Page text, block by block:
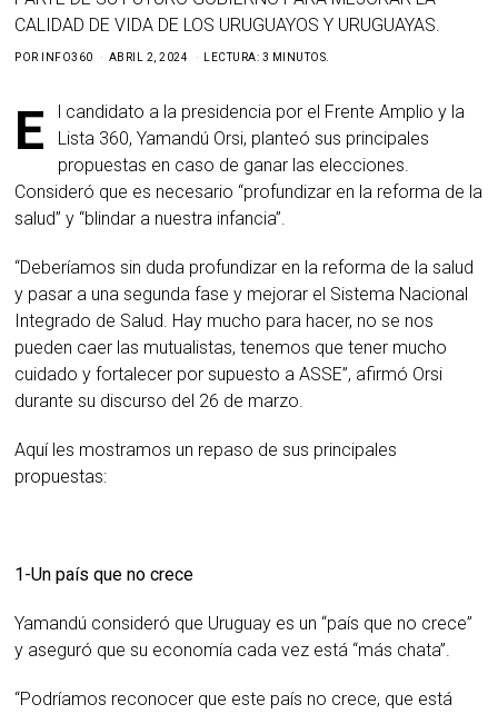
CALIDAD DE VIDA DE LOS URUGUAYOS Y URUGUAYAS.
POR INFO360 ABRIL 2, 2024 LECTURA: 3 MINUTOS.
El candidato a la presidencia por el Frente Amplio y la
Lista 360, Yamandú Orsi, planteó sus principales
propuestas en caso de ganar las elecciones.
Consideró que es necesario “profundizar en la reforma de la
salud” y “blindar a nuestra infancia”.
“Deberíamos sin duda profundizar en la reforma de la salud
y pasar a una segunda fase y mejorar el Sistema Nacional
Integrado de Salud. Hay mucho para hacer, no se nos
pueden caer las mutualistas, tenemos que tener mucho
cuidado y fortalecer por supuesto a ASSE”, afirmó Orsi
durante su discurso del 26 de marzo.
Aquí les mostramos un repaso de sus principales
propuestas:
1-Un país que no crece
Yamandú consideró que Uruguay es un “país que no crece”
y aseguró que su economía cada vez está “más chata”.
“Podríamos reconocer que este país no crece, que está